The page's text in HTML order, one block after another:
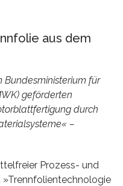
aus dem
Bundesministerium für
geförderten
durch
–
Prozess- und